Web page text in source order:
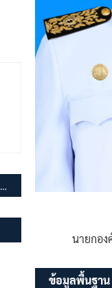
กิจกรรมการจัดเก็บและนำส่งขยะอันตรายไปกำจัด
นายกอ
ข้อมูลพื้นฐาน